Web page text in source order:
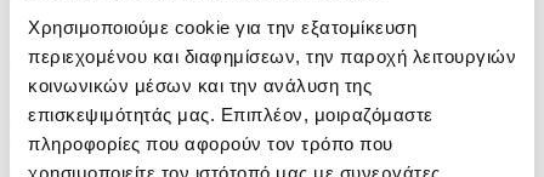
Χρησιμοποιούμε cookie για την εξατομίκευση
περιεχομένου και διαφημίσεων, την παροχή λειτουργιών
κοινωνικών μέσων και την ανάλυση της
επισκεψιμότητάς μας. Επιπλέον, μοιραζόμαστε
πληροφορίες που αφορούν τον τρόπο που
χρησιμοποιείτε τον ιστότοπό μας με συνεργάτες
VALENTINE'S DAY
Εγγραφείτε στο newsletter